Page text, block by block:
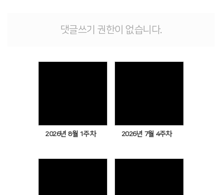
댓글쓰기 권한이 없습니다.
2026년 8월 1주차 2026년 7월 4주차